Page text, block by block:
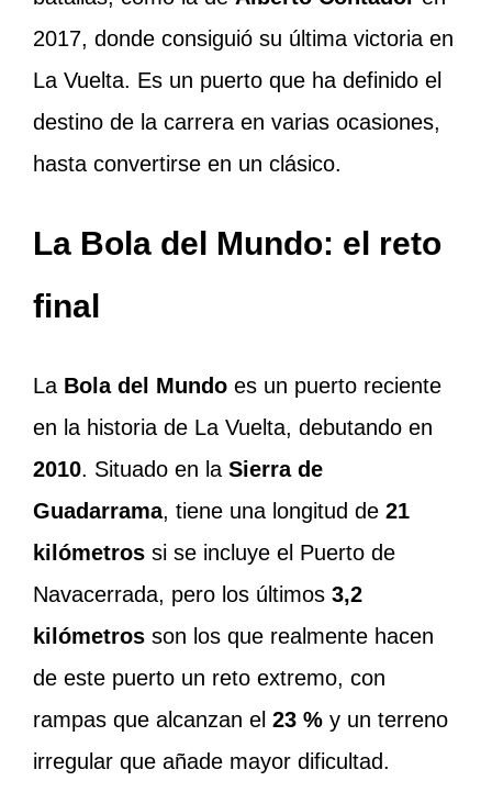
2017, donde consiguió su última victoria en
La Vuelta. Es un puerto que ha definido el
destino de la carrera en varias ocasiones,
hasta convertirse en un clásico.
La Bola del Mundo: el reto
final
La Bola del Mundo es un puerto reciente
en la historia de La Vuelta, debutando en
2010. Situado en la Sierra de
Guadarrama, tiene una longitud de 21
kilómetros si se incluye el Puerto de
Navacerrada, pero los últimos 3,2
kilómetros son los que realmente hacen
de este puerto un reto extremo, con
rampas que alcanzan el 23 % y un terreno
irregular que añade mayor dificultad.